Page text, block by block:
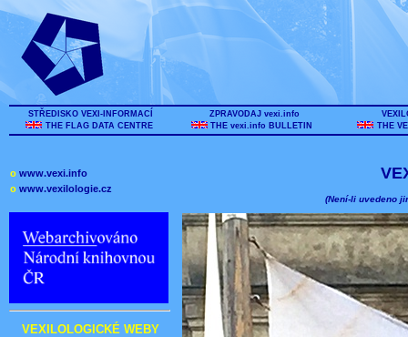
STŘEDISKO VEXI-INFORMACÍ
THE FLAG DATA CENTRE
ZPRAVODAJ vexi.info
THE vexi.info BULLETIN
THE
o www.vexi.info
o www.vexilologie.cz
VEXILOLOGICKÉ WEBY
(Není-li uvedeno